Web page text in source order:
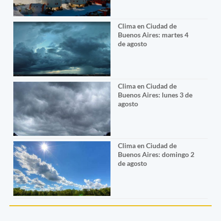
Clima en Ciudad de
Buenos Aires: martes 4
de agosto
Clima en Ciudad de
Buenos Aires: lunes 3 de
agosto
Clima en Ciudad de
Buenos Aires: domingo 2
de agosto